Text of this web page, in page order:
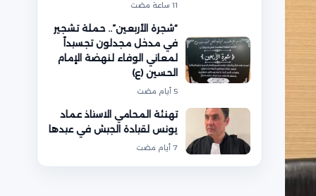
11 ساعة مضت
“شجرة الأربعين”.. حملة تشجير
في مدخل مجدلون تجسيداً
لمعاني الوفاء لنهضة الإمام
الحسين (ع)
5 أيام مضت
تهنئة المحامي الاستاذ عماد
يونس لقيادة الجيش في عيدها
7 أيام مضت